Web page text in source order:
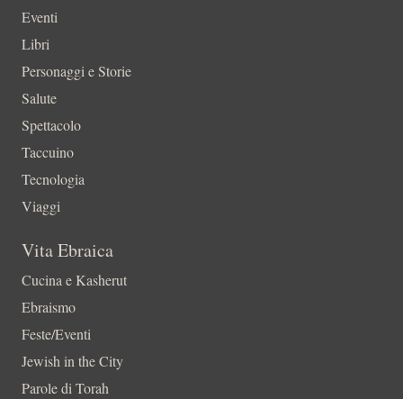
Eventi
Libri
Personaggi e Storie
Salute
Spettacolo
Taccuino
Tecnologia
Viaggi
Vita Ebraica
Cucina e Kasherut
Ebraismo
Feste/Eventi
Jewish in the City
Parole di Torah